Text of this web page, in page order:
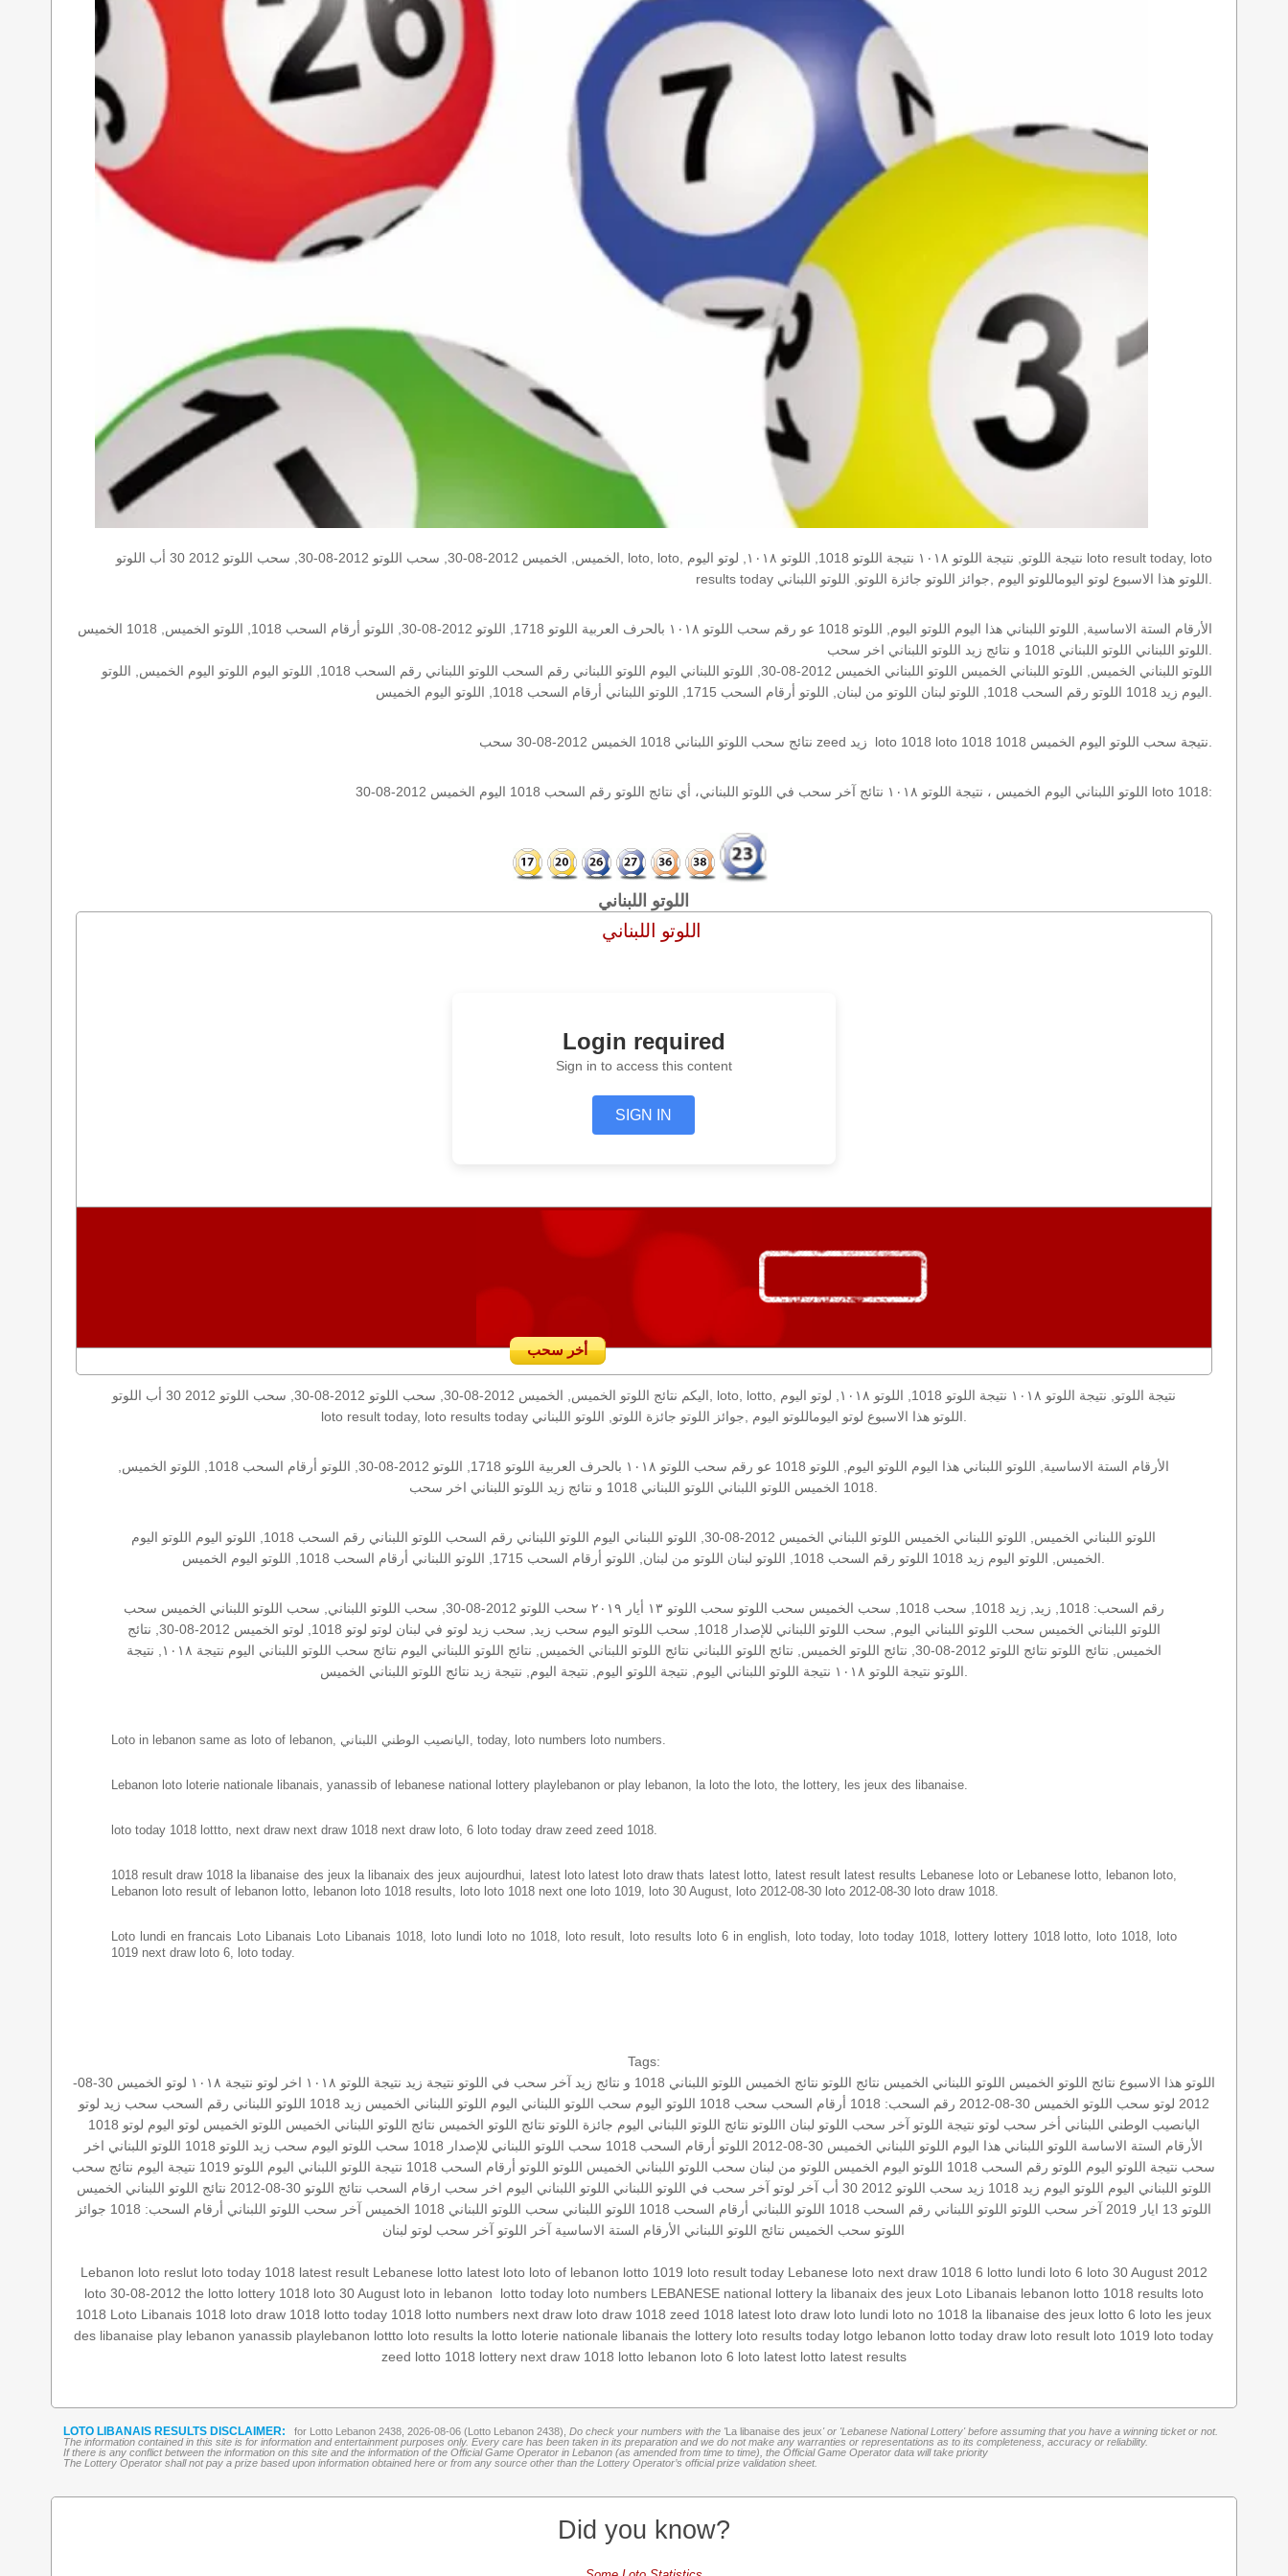
الخميس, الخميس 2012-08-30, سحب اللوتو 2012-08-30, سحب اللوتو 2012 30 أب اللوتو, loto, loto, نتيجة اللوتو, نتيجة اللوتو ١٠١٨ نتيجة اللوتو 1018, اللوتو ١٠١٨, لوتو اليوم loto result today, loto
الأرقام الستة الاساسية, اللوتو اللبناني هذا اليوم اللوتو اليوم, اللوتو 1018 عو رقم سحب اللوتو ١٠١٨ بالحرف العربية اللوتو 1718, اللوتو 2012-08-30, اللوتو أرقام السحب 1018, اللوتو الخميس, 1018 الخميس
اللوتو اللبناني الخميس, اللوتو اللبناني الخميس اللوتو اللبناني الخميس 2012-08-30, اللوتو اللبناني اليوم اللوتو اللبناني رقم السحب اللوتو اللبناني رقم السحب 1018, اللوتو اليوم اللوتو اليوم الخميس, اللوتو
اللوتو اللبناني اليوم الخميس ، نتيجة اللوتو ١٠١٨ نتائج آخر سحب في اللوتو اللبناني، أي نتائج اللوتو رقم السحب 1018 اليوم الخميس 2012-08-30 loto 1018:
اللوتو اللبناني
اللوتو اللبناني
Login required
Sign in to access this content
SIGN IN
أخر سحب
اليكم نتائج اللوتو الخميس, الخميس 2012-08-30, سحب اللوتو 2012-08-30, سحب اللوتو 2012 30 أب اللوتو, loto, lotto, نتيجة اللوتو, نتيجة اللوتو ١٠١٨ نتيجة اللوتو 1018, اللوتو ١٠١٨, لوتو اليوم
الأرقام الستة الاساسية, اللوتو اللبناني هذا اليوم اللوتو اليوم, اللوتو 1018 عو رقم سحب اللوتو ١٠١٨ بالحرف العربية اللوتو 1718, اللوتو 2012-08-30, اللوتو أرقام السحب 1018, اللوتو الخميس,
اللوتو اللبناني الخميس, اللوتو اللبناني الخميس اللوتو اللبناني الخميس 2012-08-30, اللوتو اللبناني اليوم اللوتو اللبناني رقم السحب اللوتو اللبناني رقم السحب 1018, اللوتو اليوم اللوتو اليوم
رقم السحب: 1018, زيد, زيد 1018, سحب 1018, سحب الخميس سحب اللوتو سحب اللوتو ١٣ أيار ٢٠١٩ سحب اللوتو 2012-08-30, سحب اللوتو اللبناني, سحب اللوتو اللبناني الخميس سحب
اللوتو اللبناني الخميس سحب اللوتو اللبناني اليوم, سحب اللوتو اللبناني للإصدار 1018, سحب اللوتو اليوم سحب زيد, سحب زيد لوتو في لبنان لوتو لوتو 1018, لوتو الخميس 2012-08-30, نتائج
الخميس, نتائج اللوتو نتائج اللوتو 2012-08-30, نتائج اللوتو الخميس, نتائج اللوتو اللبناني نتائج اللوتو اللبناني الخميس, نتائج اللوتو اللبناني اليوم نتائج سحب اللوتو اللبناني اليوم نتيجة ١٠١٨, نتيجة
Loto in lebanon same as loto of lebanon, اليانصيب الوطني اللبناني, today, loto numbers loto numbers.
Lebanon loto loterie nationale libanais, yanassib of lebanese national lottery playlebanon or play lebanon, la loto the loto, the lottery, les jeux des libanaise.
loto today 1018 lottto, next draw next draw 1018 next draw loto, 6 loto today draw zeed zeed 1018.
1018 result draw 1018 la libanaise des jeux la libanaix des jeux aujourdhui, latest loto latest loto draw thats latest lotto, latest result latest results Lebanese loto or Lebanese lotto, lebanon loto,
Lebanon loto result of lebanon lotto, lebanon loto 1018 results, loto loto 1018 next one loto 1019, loto 30 August, loto 2012-08-30 loto 2012-08-30 loto draw 1018.
Loto lundi en francais Loto Libanais Loto Libanais 1018, loto lundi loto no 1018, loto result, loto results loto 6 in english, loto today, loto today 1018, lottery lottery 1018 lotto, loto 1018, loto
1019 next draw loto 6, loto today.
Tags:
اللوتو هذا الاسبوع نتائج اللوتو الخميس اللوتو اللبناني الخميس نتائج اللوتو نتائج الخميس اللوتو اللبناني 1018 و نتائج زيد آخر سحب في اللوتو نتيجة زيد نتيجة اللوتو ١٠١٨ اخر لوتو نتيجة ١٠١٨
لوتو الخميس 30-08-
2012 لوتو سحب اللوتو الخميس 30-08-2012 رقم السحب: 1018 أرقام السحب سحب 1018 اللوتو اليوم سحب اللوتو اللبناني اليوم اللوتو اللبناني الخميس زيد 1018 اللوتو اللبناني رقم السحب سحب زيد لوتو
اليانصيب الوطني اللبناني أخر سحب لوتو نتيجة اللوتو آخر سحب اللوتو لبنان االلوتو نتائج اللوتو اللبناني اليوم جائزة اللوتو نتائج اللوتو الخميس نتائج اللوتو اللبناني الخميس اللوتو الخميس لوتو اليوم لوتو 1018
الأرقام الستة الاساسة اللوتو اللبناني هذا اليوم اللوتو اللبناني الخميس 30-08-2012 اللوتو أرقام السحب 1018 سحب اللوتو اللبناني للإصدار 1018 سحب اللوتو اليوم سحب زيد اللوتو 1018
اللوتو اللبناني اخر
سحب نتيجة اللوتو اليوم اللوتو رقم السحب 1018 اللوتو اليوم الخميس اللوتو من لبنان سحب اللوتو اللبناني الخميس اللوتو اللوتو أرقام السحب 1018 نتيجة اللوتو اللبناني اليوم اللوتو 1019 نتيجة اليوم نتائج سحب
اللوتو اللبناني اليوم اللوتو اليوم زيد 1018 زيد سحب اللوتو 2012 30 أب آخر لوتو آخر سحب في اللوتو اللبناني اللوتو اللبناني اليوم اخر سحب ارقام السحب نتائج اللوتو 30-08-2012
نتائج اللوتو اللبناني الخميس
اللوتو 13 ايار 2019
آخر سحب اللوتو اللوتو اللبناني رقم السحب 1018 اللوتو اللبناني أرقام السحب 1018 اللوتو اللبناني سحب اللوتو اللبناني 1018 الخميس آخر سحب اللوتو اللبناني أرقام السحب: 1018
جوائز
اللوتو سحب الخميس نتائج اللوتو اللبناني الأرقام الستة الاساسية آخر اللوتو آخر سحب لوتو لبنان
Lebanon loto reslut loto today 1018 latest result Lebanese lotto latest loto loto of lebanon lotto 1019 loto result today Lebanese loto next draw 1018 6 lotto lundi loto 6 loto 30 August 2012
loto 30-08-2012 the lotto lottery 1018 loto 30 August loto in lebanon lotto today loto numbers LEBANESE national lottery la libanaix des jeux Loto Libanais lebanon lotto 1018 results loto
1018 Loto Libanais 1018 loto draw 1018 lotto today 1018 lotto numbers next draw loto draw 1018 zeed 1018 latest loto draw loto lundi loto no 1018 la libanaise des jeux lotto 6 loto les jeux
des libanaise play lebanon yanassib playlebanon lottto loto results la lotto loterie nationale libanais the lottery loto results today lotgo lebanon lotto today draw loto result loto 1019 loto today
zeed lotto 1018 lottery next draw 1018 lotto lebanon loto 6 loto latest lotto latest results
LOTO LIBANAIS RESULTS DISCLAIMER: for Lotto Lebanon 2438, 2026-08-06 (Lotto Lebanon 2438), Do check your numbers with the 'La libanaise des jeux' or 'Lebanese National Lottery' before assuming that you have a winning ticket or not.
The information contained in this site is for information and entertainment purposes only. Every care has been taken in its preparation and we do not make any warranties or representations as to its completeness, accuracy or reliability.
If there is any conflict between the information on this site and the information of the Official Game Operator in Lebanon (as amended from time to time), the Official Game Operator data will take priority
The Lottery Operator shall not pay a prize based upon information obtained here or from any source other than the Lottery Operator’s official prize validation sheet.
Did you know?